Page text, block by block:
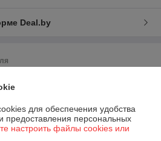
Deal.by
700342984
для обеспечения удобства
предоставления персональных
настроить файлы cookies или